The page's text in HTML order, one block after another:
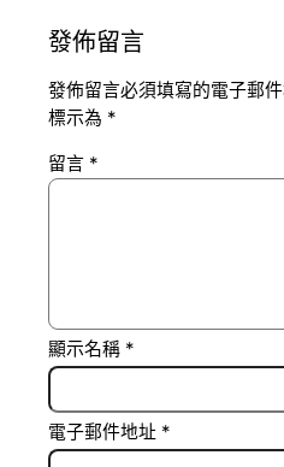
發佈留言
發佈留言必須填寫的電子郵
標示為 *
留言 *
顯示名稱 *
電子郵件地址 *